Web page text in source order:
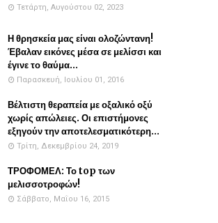
Τετάρτη, Αυγούστου 02, 2023
Η θρησκεία μας είναι ολοζώντανη!
Έβαλαν εικόνες μέσα σε μελίσσι και
έγινε το θαύμα...
Παρασκευή, Ιουλίου 01, 2016
Βέλτιστη θεραπεία με οξαλικό οξύ
χωρίς απώλειες. Οι επιστήμονες
εξηγούν την αποτελεσματικότερη...
Τρίτη, Δεκεμβρίου 24, 2019
ΤΡΟΦΟΜΕΛ: Το top των
μελισσοτροφών!
Σάββατο, Μαΐου 16, 2015